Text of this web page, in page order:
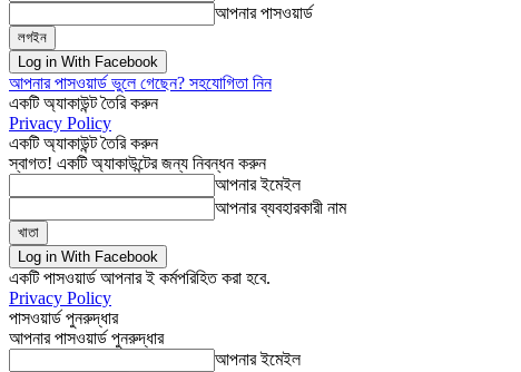
আপনার পাসওয়ার্ড
Log in With Facebook
আপনার পাসওয়ার্ড ভুলে গেছেন? সহযোগিতা নিন
একটি অ্যাকাউন্ট তৈরি করুন
Privacy Policy
একটি অ্যাকাউন্ট তৈরি করুন
স্বাগত! একটি অ্যাকাউন্টের জন্য নিবন্ধন করুন
আপনার ইমেইল
আপনার ব্যবহারকারী নাম
Log in With Facebook
একটি পাসওয়ার্ড আপনার ই কর্মপরিহিত করা হবে.
Privacy Policy
পাসওয়ার্ড পুনরুদ্ধার
আপনার পাসওয়ার্ড পুনরুদ্ধার
আপনার ইমেইল